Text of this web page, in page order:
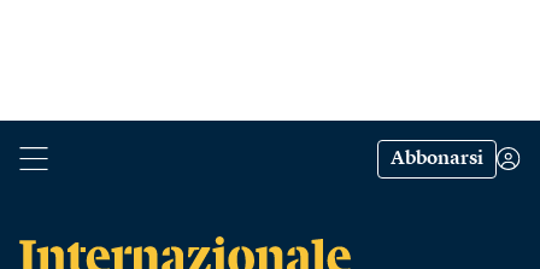
Abbonarsi